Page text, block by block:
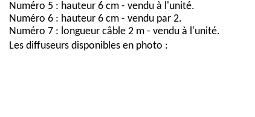
Numéro 5 : hauteur 6 cm - vendu à l'unité.
Numéro 6 : hauteur 6 cm - vendu par 2.
Numéro 7 : longueur câble 2 m - vendu à l'unité.
Les diffuseurs disponibles en photo :